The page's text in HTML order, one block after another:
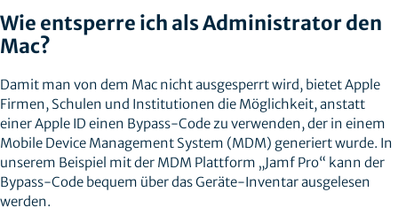
Wie entsperre ich als Administrator den
Mac?
Damit man von dem Mac nicht ausgesperrt wird, bietet Apple
Firmen, Schulen und Institutionen die Möglichkeit, anstatt
einer Apple ID einen Bypass-Code zu verwenden, der in einem
Mobile Device Management System (MDM) generiert wurde. In
unserem Beispiel mit der MDM Plattform „Jamf Pro“ kann der
Bypass-Code bequem über das Geräte-Inventar ausgelesen
werden.